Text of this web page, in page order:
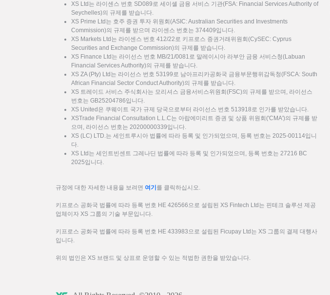
XS Ltd는 라이센스 번호 SD089로 세이셸 금융 서비스 기관(FSA: Financial Services Authority of
Seychelles)의 규제를 받습니다.
XS Prime Ltd는 호주 증권 투자 위원회(ASIC: Australian Securities and Investments
Commission)의 규제를 받으며 라이센스 번호는 374409입니다.
XS Markets Ltd는 라이센스 번호 412/22로 키프로스 증권거래위원회(CySEC: Cyprus
Securities and Exchange Commission)의 규제를 받습니다.
XS Finance Ltd는 라이선스 번호 MB/21/0081로 말레이시아 라부안 금융 서비스청(Labuan
Financial Services Authority)의 규제를 받습니다.
XS ZA (Pty) Ltd는 라이선스 번호 53199로 남아프리카공화국 금융부문행위감독청(FSCA: South
African Financial Sector Conduct Authority)의 규제를 받습니다.
XS 트레이드 서비스 주식회사는 모리셔스 금융서비스위원회(FSC)의 규제를 받으며, 라이선스
번호는 GB25204786입니다.
XS United은 쿠웨이트 국가 규제 당국으로부터 라이선스 번호 513918로 인가를 받았습니다.
XSTrade Financial Consultation L.L.C는 아랍에미리트 증권 및 상품 위원회('CMA')의 규제를 받
으며, 라이선스 번호는 20200000339입니다.
XS (LC) LTD.는 세인트루시아 법률에 따라 등록 및 인가되었으며, 등록 번호는 2025-00114입니
다.
XS Ltd는 세인트빈센트 그레나딘 법률에 따라 등록 및 인가되었으며, 등록 번호는 27216 BC
2025입니다.
규정에 대한 자세한 내용을 보려면 여기 를 클릭하십시오.
키프로스 공화국 법률에 따라 등록 번호 HE 426566으로 설립된 XS Fintech Ltd는 핀테크 솔루션 제공
업체이자 XS 그룹의 기술 부문입니다.
키프로스 공화국 법률에 따라 등록 번호 HE 433983으로 설립된 Ficupay Ltd는 XS 그룹의 결제 대행사
입니다.
위의 법인은 XS 브랜드 및 상표로 운영할 수 있는 적법한 권한을 받았습니다.